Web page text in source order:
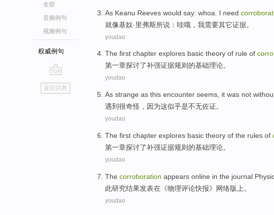
全部
音频例句
视频例句
权威例句
go
top
返回词典
As Keanu Reeves would say: whoa I need
就像基奴·里弗斯所说 ： 哇哦 ， 我需要其它证据。
youdao
The first chapter explores basic theory of rule of
第一章探讨了补强证据规则 的基础理论。
youdao
As strange as this encounter seems , it was not
遇到很奇怪， 因为这似乎是不无佐证。
youdao
The first chapter explores basic theory of the rules of
第一章探讨了补强证据规则 的基础理论。
youdao
The corroboration appears online in the journal
此研究结果发表在 《物理评论快报》网络版上。
youdao